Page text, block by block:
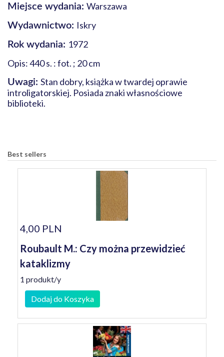
Miejsce wydania: Warszawa
Wydawnictwo: Iskry
Rok wydania: 1972
Opis: 440 s. : fot. ; 20 cm
Uwagi: Stan dobry, książka w twardej oprawie
introligatorskiej. Posiada znaki własnościowe
biblioteki.
Best sellers
4,00 PLN
Roubault M.: Czy można przewidzieć
kataklizmy
1 produkt/y
Dodaj do Koszyka